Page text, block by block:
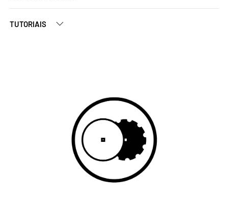
TUTORIAIS